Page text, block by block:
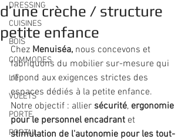
DRESSING
CUISINES
BOIS
COMMODES
LIT
VOLETS
PORTE
PORTAIL
d’une crèche / structure
petite enfance
Chez Menuiséa, nous concevons et
fabriquons du mobilier sur-mesure qui
répond aux exigences strictes des
espaces dédiés à la petite enfance.
Notre objectif : allier sécurité, ergonomie
pour le personnel encadrant et
stimulation de l'autonomie pour les tout-